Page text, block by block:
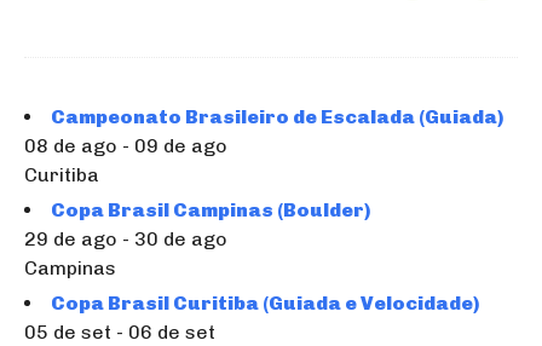
Campeonato Brasileiro de Escalada (Guiada)
08 de ago - 09 de ago
Curitiba
Copa Brasil Campinas (Boulder)
29 de ago - 30 de ago
Campinas
Copa Brasil Curitiba (Guiada e Velocidade)
05 de set - 06 de set